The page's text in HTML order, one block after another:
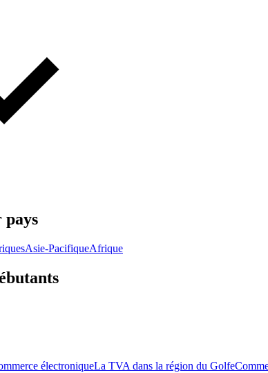
pays
Asie-PacifiqueAfrique
électroniqueLa TVA dans la région du Golfe